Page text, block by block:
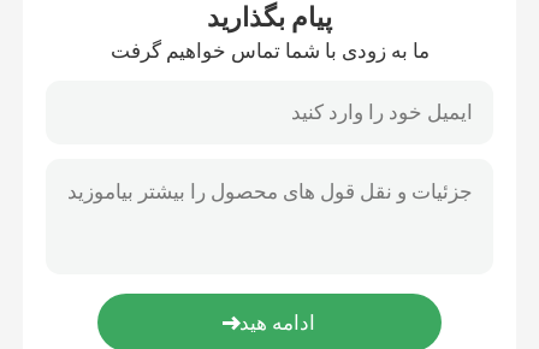
پیام بگذارید
ما به زودی با شما تماس خواهیم گرفت